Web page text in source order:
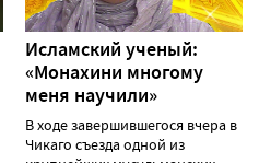
Исламский ученый:
«Монахини многому
меня научили»
В ходе завершившегося вчера в
Чикаго съезда одной из